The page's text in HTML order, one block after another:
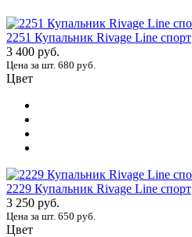
2251 Купальник Rivage Line спорт
3 400 руб.
Цена за шт. 680 руб.
Цвет
2229 Купальник Rivage Line спорт
3 250 руб.
Цена за шт. 650 руб.
Цвет